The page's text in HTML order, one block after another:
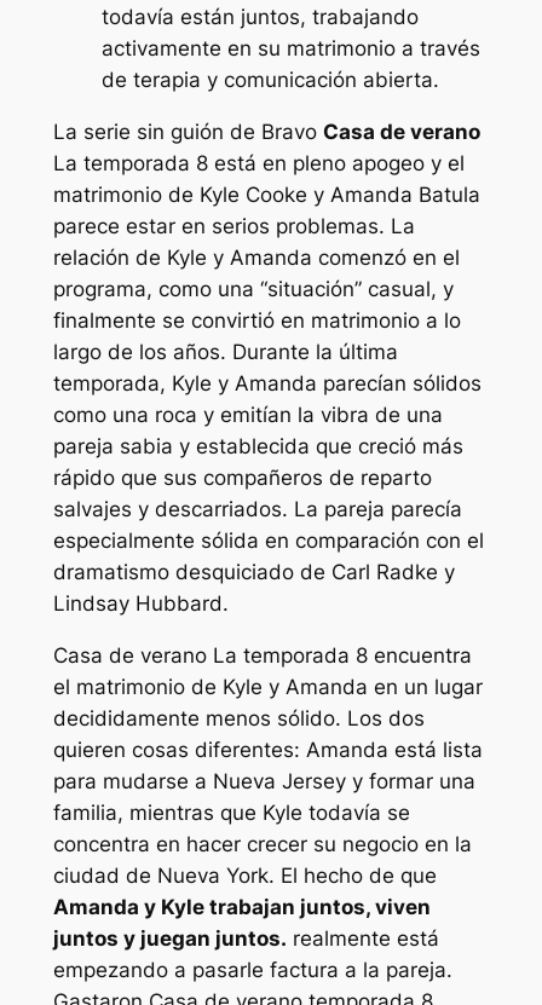
todavía están juntos, trabajando
activamente en su matrimonio a través
de terapia y comunicación abierta.
La serie sin guión de Bravo Casa de verano
La temporada 8 está en pleno apogeo y el
matrimonio de Kyle Cooke y Amanda Batula
parece estar en serios problemas. La
relación de Kyle y Amanda comenzó en el
programa, como una “situación” casual, y
finalmente se convirtió en matrimonio a lo
largo de los años. Durante la última
temporada, Kyle y Amanda parecían sólidos
como una roca y emitían la vibra de una
pareja sabia y establecida que creció más
rápido que sus compañeros de reparto
salvajes y descarriados. La pareja parecía
especialmente sólida en comparación con el
dramatismo desquiciado de Carl Radke y
Lindsay Hubbard.
Casa de veranoLa temporada 8 encuentra
el matrimonio de Kyle y Amanda en un lugar
decididamente menos sólido. Los dos
quieren cosas diferentes: Amanda está lista
para mudarse a Nueva Jersey y formar una
familia, mientras que Kyle todavía se
concentra en hacer crecer su negocio en la
ciudad de Nueva York. El hecho de que
Amanda y Kyle trabajan juntos, viven
juntos y juegan juntos. realmente está
empezando a pasarle factura a la pareja.